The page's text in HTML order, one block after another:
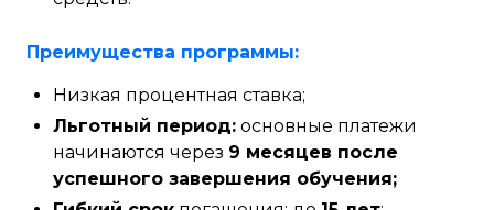
Преимущества программы:
Низкая процентная ставка;
Льготный период: основные платежи
начинаются через 9 месяцев после
успешного завершения обучения;